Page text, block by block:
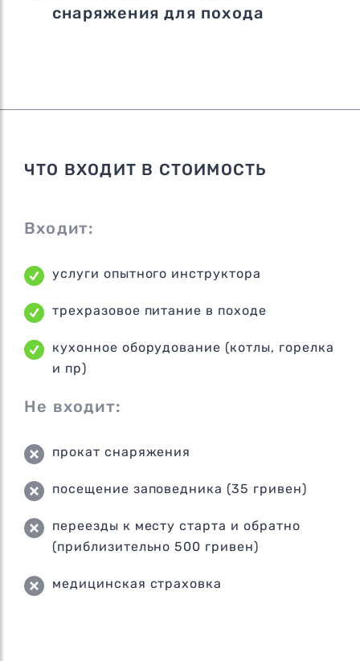
снаряжения для похода
ЧТО ВХОДИТ В СТОИМОСТЬ
Входит:
услуги опытного инструктора
трехразовое питание в походе
кухонное оборудование (котлы, горелка
и пр)
Не входит:
прокат снаряжения
посещение заповедника (35 гривен)
переезды к месту старта и обратно
(приблизительно 500 гривен)
медицинская страховка